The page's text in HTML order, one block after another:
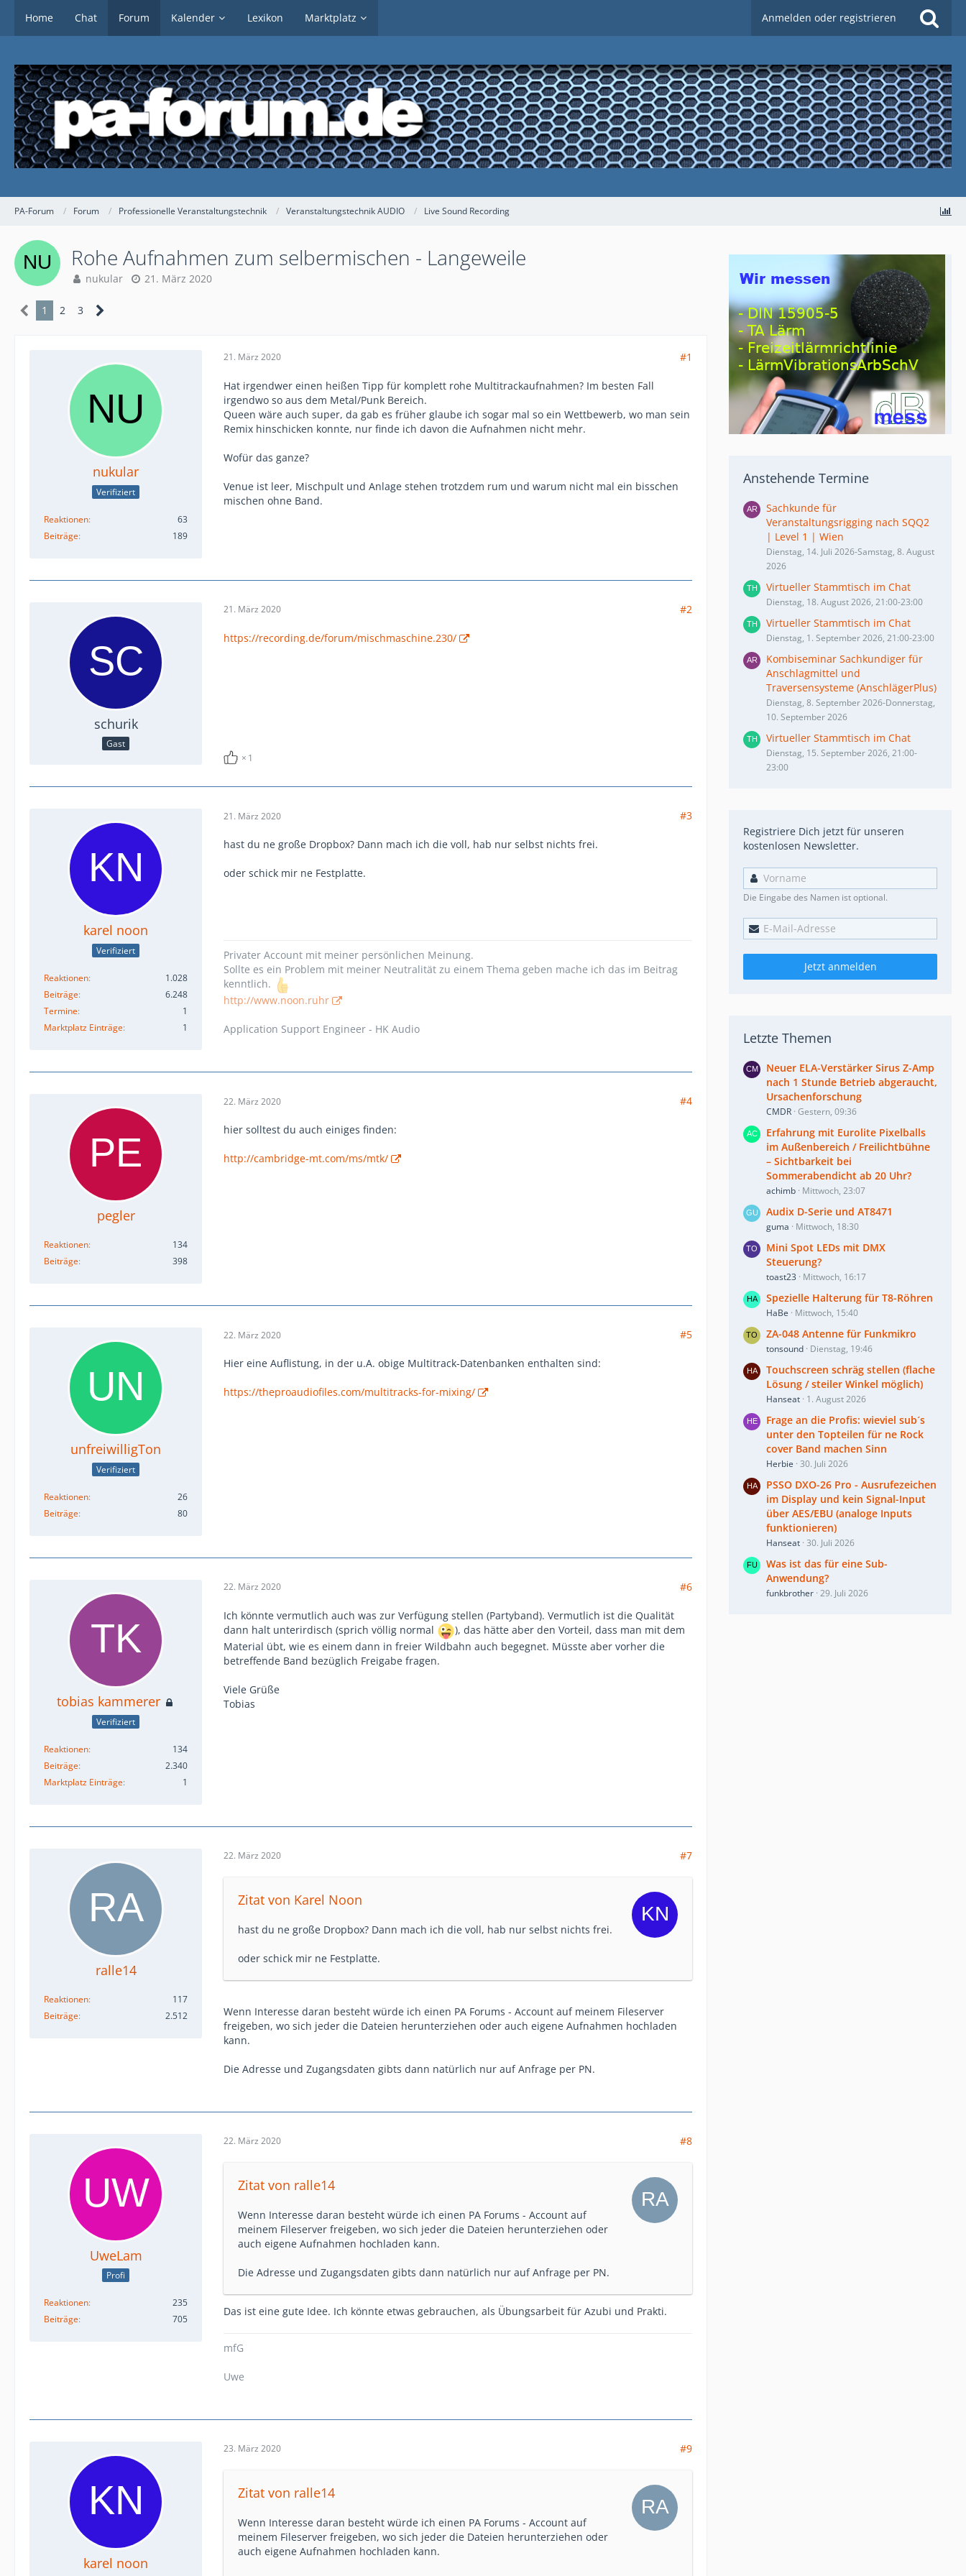
Home Chat Forum Kalender Lexikon Marktplatz Anmelden oder registrieren
PA-Forum Forum Professionelle Veranstaltungstechnik Veranstaltungstechnik AUDIO Live Sound Recording
Rohe Aufnahmen zum selbermischen - Langeweile
nukular 21. März 2020
1 2 3
nukular
Verifiziert
Reaktionen
63
Beiträge
189
21. März 2020 #1
Hat irgendwer einen heißen Tipp für komplett rohe Multitrackaufnahmen? Im besten Fall
irgendwo so aus dem Metal/Punk Bereich.
Queen wäre auch super, da gab es früher glaube ich sogar mal so ein Wettbewerb, wo man sein
Remix hinschicken konnte, nur finde ich davon die Aufnahmen nicht mehr.
Wofür das ganze?
Venue ist leer, Mischpult und Anlage stehen trotzdem rum und warum nicht mal ein bisschen
mischen ohne Band.
schurik
Gast
21. März 2020 #2
https://recording.de/forum/mischmaschine.230/
1
karel noon
Verifiziert
Reaktionen
1.028
Beiträge
6.248
Termine
1
Marktplatz Einträge
1
21. März 2020 #3
hast du ne große Dropbox? Dann mach ich die voll, hab nur selbst nichts frei.
oder schick mir ne Festplatte.
Privater Account mit meiner persönlichen Meinung.
Sollte es ein Problem mit meiner Neutralität zu einem Thema geben mache ich das im Beitrag
kenntlich.
http://www.noon.ruhr
Application Support Engineer - HK Audio
pegler
Reaktionen
134
Beiträge
398
22. März 2020 #4
hier solltest du auch einiges finden:
http://cambridge-mt.com/ms/mtk/
unfreiwilligTon
Verifiziert
Reaktionen
26
Beiträge
80
22. März 2020 #5
Hier eine Auflistung, in der u.A. obige Multitrack-Datenbanken enthalten sind:
https://theproaudiofiles.com/multitracks-for-mixing/
tobias kammerer
Verifiziert
Reaktionen
134
Beiträge
2.340
Marktplatz Einträge
1
22. März 2020 #6
Ich könnte vermutlich auch was zur Verfügung stellen (Partyband). Vermutlich ist die Qualität
dann halt unterirdisch (sprich völlig normal
), das hätte aber den Vorteil, dass man mit dem
Material übt, wie es einem dann in freier Wildbahn auch begegnet. Müsste aber vorher die
betreffende Band bezüglich Freigabe fragen.
Viele Grüße
Tobias
ralle14
Reaktionen
117
Beiträge
2.512
22. März 2020 #7
Zitat von Karel Noon
hast du ne große Dropbox? Dann mach ich die voll, hab nur selbst nichts frei.
oder schick mir ne Festplatte.
Wenn Interesse daran besteht würde ich einen PA Forums - Account auf meinem Fileserver
freigeben, wo sich jeder die Dateien herunterziehen oder auch eigene Aufnahmen hochladen
kann.
Die Adresse und Zugangsdaten gibts dann natürlich nur auf Anfrage per PN.
UweLam
Profi
Reaktionen
235
Beiträge
705
22. März 2020 #8
Zitat von ralle14
Wenn Interesse daran besteht würde ich einen PA Forums - Account auf
meinem Fileserver freigeben, wo sich jeder die Dateien herunterziehen oder
auch eigene Aufnahmen hochladen kann.
Die Adresse und Zugangsdaten gibts dann natürlich nur auf Anfrage per PN.
Das ist eine gute Idee. Ich könnte etwas gebrauchen, als Übungsarbeit für Azubi und Prakti.
mfG
Uwe
karel noon
23. März 2020 #9
Zitat von ralle14
Wenn Interesse daran besteht würde ich einen PA Forums - Account auf
meinem Fileserver freigeben, wo sich jeder die Dateien herunterziehen oder
auch eigene Aufnahmen hochladen kann.
Anstehende Termine
Sachkunde für
Veranstaltungsrigging nach SQQ2
| Level 1 | Wien
Dienstag, 14. Juli 2026-Samstag, 8. August
2026
Virtueller Stammtisch im Chat
Dienstag, 18. August 2026, 21:00-23:00
Virtueller Stammtisch im Chat
Dienstag, 1. September 2026, 21:00-23:00
Kombiseminar Sachkundiger für
Anschlagmittel und
Traversensysteme (AnschlägerPlus)
Dienstag, 8. September 2026-Donnerstag,
10. September 2026
Virtueller Stammtisch im Chat
Dienstag, 15. September 2026, 21:00-
23:00
Registriere Dich jetzt für unseren
kostenlosen Newsletter.
Die Eingabe des Namen ist optional.
Jetzt anmelden
Letzte Themen
Neuer ELA-Verstärker Sirus Z-Amp
nach 1 Stunde Betrieb abgeraucht,
Ursachenforschung
CMDR Gestern, 09:36
Erfahrung mit Eurolite Pixelballs
im Außenbereich / Freilichtbühne
– Sichtbarkeit bei
Sommerabendicht ab 20 Uhr?
achimb Mittwoch, 23:07
Audix D-Serie und AT8471
guma Mittwoch, 18:30
Mini Spot LEDs mit DMX
Steuerung?
toast23 Mittwoch, 16:17
Spezielle Halterung für T8-Röhren
HaBe Mittwoch, 15:40
ZA-048 Antenne für Funkmikro
tonsound Dienstag, 19:46
Touchscreen schräg stellen (flache
Lösung / steiler Winkel möglich)
Hanseat 1. August 2026
Frage an die Profis: wieviel sub´s
unter den Topteilen für ne Rock
cover Band machen Sinn
Herbie 30. Juli 2026
PSSO DXO-26 Pro - Ausrufezeichen
im Display und kein Signal-Input
über AES/EBU (analoge Inputs
funktionieren)
Hanseat 30. Juli 2026
Was ist das für eine Sub-
Anwendung?
funkbrother 29. Juli 2026